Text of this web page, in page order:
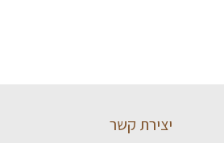
יצירת קשר